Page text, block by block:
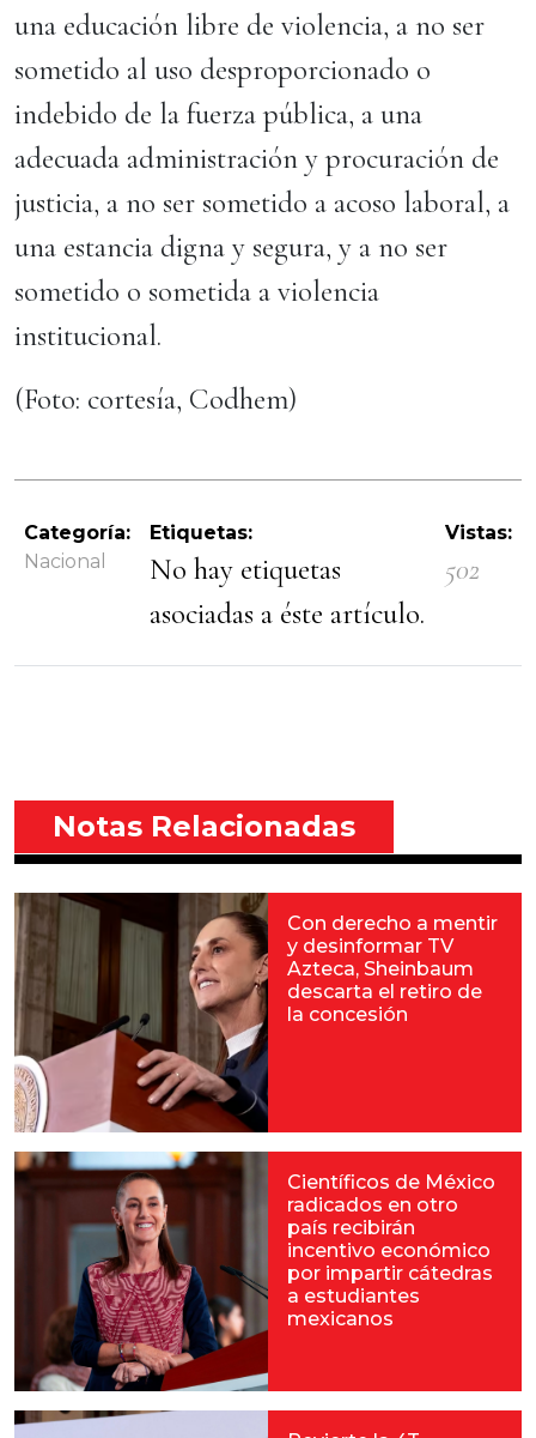
una educación libre de violencia, a no ser
sometido al uso desproporcionado o
indebido de la fuerza pública, a una
adecuada administración y procuración de
justicia, a no ser sometido a acoso laboral, a
una estancia digna y segura, y a no ser
sometido o sometida a violencia
institucional.
(Foto: cortesía, Codhem)
Categoría:
Nacional
Etiquetas:
No hay etiquetas
asociadas a éste artículo.
Vistas:
502
Notas Relacionadas
Con derecho a mentir
y desinformar TV
Azteca, Sheinbaum
descarta el retiro de
la concesión
Científicos de México
radicados en otro
país recibirán
incentivo económico
por impartir cátedras
a estudiantes
mexicanos